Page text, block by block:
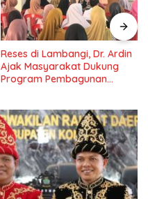
Reses di Lambangi, Dr. Ardin
Ajak Masyarakat Dukung
Program Pembagunan